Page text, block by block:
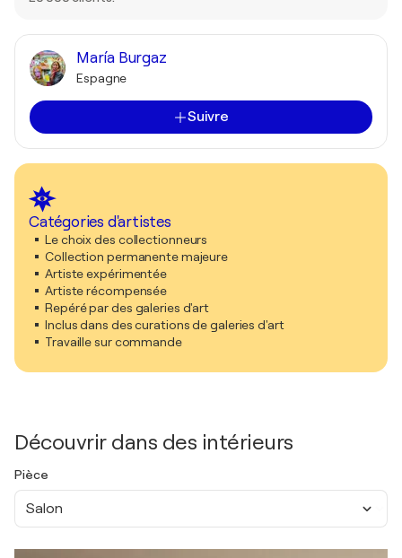
María Burgaz
Espagne
Suivre
Catégories d'artistes
Le choix des collectionneurs
Collection permanente majeure
Artiste expérimentée
Artiste récompensée
Repéré par des galeries d'art
Inclus dans des curations de galeries d'art
Travaille sur commande
Découvrir dans des intérieurs
Pièce
Salon